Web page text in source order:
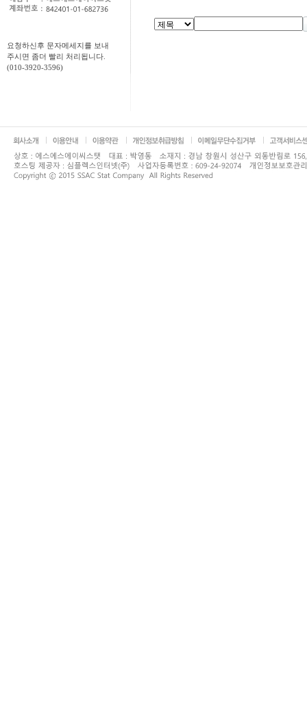
요청하신후 문자메세지를 보내
주시면 좀더 빨리 처리됩니다.
(010-3920-3596)